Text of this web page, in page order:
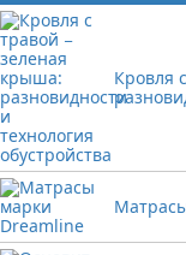
Кровля